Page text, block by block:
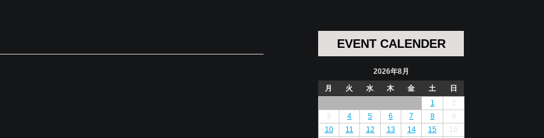
EVENT CALENDER
2026年8月
月
火 水 木 金 土
日
1
2
3
4 5 6 7 8
9
10
11 12 13 14 15
16